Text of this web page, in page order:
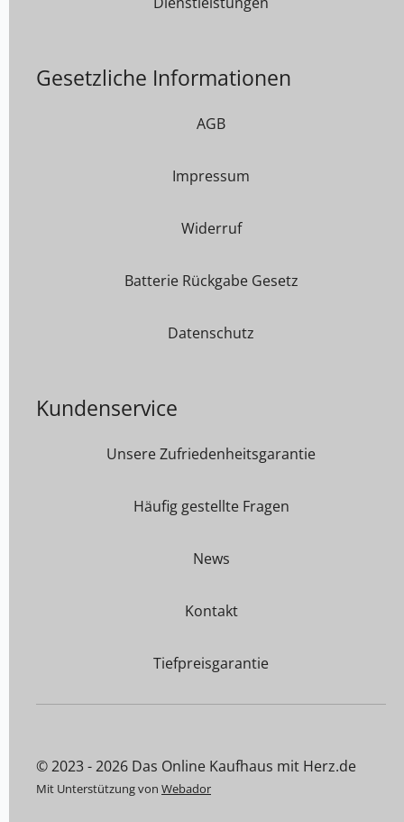
Gesetzliche Informationen
AGB
Impressum
Widerruf
Batterie Rückgabe Gesetz
Datenschutz
Kundenservice
Unsere Zufriedenheitsgarantie
Häufig gestellte Fragen
News
Kontakt
Tiefpreisgarantie
© 2023 - 2026 Das Online Kaufhaus mit Herz.de
Mit Unterstützung von Webador